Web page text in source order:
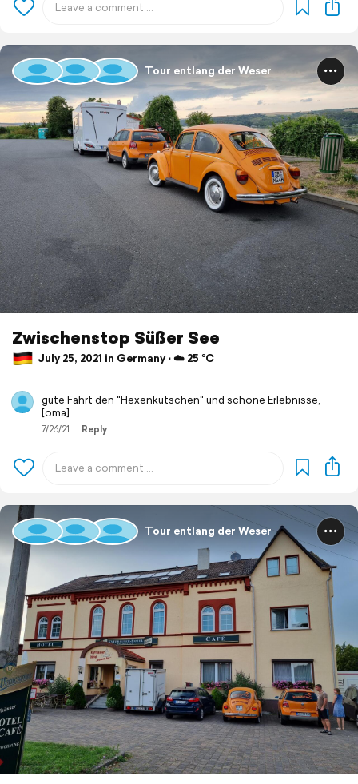
Tour entlang der Weser
Zwischenstop Süßer See
July 25, 2021 in Germany ⋅ ☁️ 25 °C
gute Fahrt den "Hexenkutschen" und schöne Erlebnisse,
[oma]
7/26/21 Reply
Tour entlang der Weser